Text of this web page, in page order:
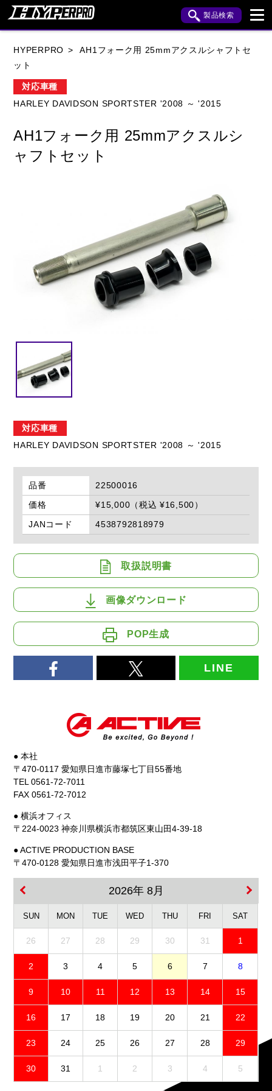
製品検索
HONDA YAMAHA SUZUKI
KAWASAKI APRILIA BENELLI BMW
BUELL CAGIVA
MOTO GUZZI
ROYAL ENFIELD
TRIUMPH
HYPERPRO
AH1フォーク用 25mmアクスルシャフトセ
ット
対応車種
HARLEY DAVIDSON SPORTSTER '2008 ～ '2015
AH1フォーク用 25mmアクスルシ
ャフトセット
対応車種
HARLEY DAVIDSON SPORTSTER '2008 ～ '2015
品番
22500016
価格
¥15,000（税込 ¥16,500）
JANコード
4538792818979
取扱説明書
画像ダウンロード
POP生成
LINE
● 本社
〒470-0117 愛知県日進市藤塚七丁目55番地
TEL 0561-72-7011
FAX 0561-72-7012
● 横浜オフィス
〒224-0023 神奈川県横浜市都筑区東山田4-39-18
● ACTIVE PRODUCTION BASE
〒470-0128 愛知県日進市浅田平子1-370
2026年 8月
SUN MON TUE WED THU FRI SAT
26 27 28 29 30 31 1
2 3 4 5 6 7 8
9 10 11 12 13 14 15
16 17 18 19 20 21 22
23 24 25 26 27 28 29
30 31 1 2 3 4 5